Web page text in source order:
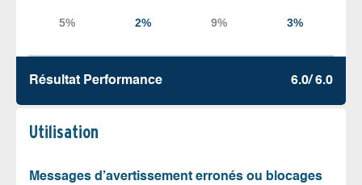
Résultat Performance 6.0/ 6.0
Utilisation
Messages d’avertissement erronés ou blocages